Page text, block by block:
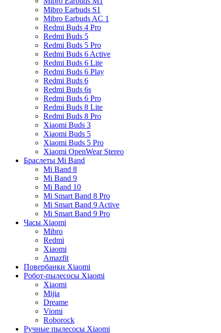
Mibro Earbuds S1
Mibro Earbuds AC 1
Redmi Buds 4 Pro
Redmi Buds 5
Redmi Buds 5 Pro
Redmi Buds 6 Active
Redmi Buds 6 Lite
Redmi Buds 6 Play
Redmi Buds 6
Redmi Buds 6s
Redmi Buds 6 Pro
Redmi Buds 8 Lite
Redmi Buds 8 Pro
Xiaomi Buds 3
Xiaomi Buds 5
Xiaomi Buds 5 Pro
Xiaomi OpenWear Stereo
Браслеты Mi Band
Mi Band 8
Mi Band 9
Mi Band 10
Mi Smart Band 8 Pro
Mi Smart Band 9 Active
Mi Smart Band 9 Pro
Часы Xiaomi
Mibro
Redmi
Xiaomi
Amazfit
Повербанки Xiaomi
Робот-пылесосы Xiaomi
Xiaomi
Mijia
Dreame
Viomi
Roborock
Ручные пылесосы Xiaomi